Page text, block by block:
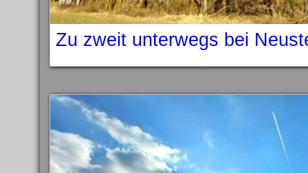
Zu zweit unterwegs bei